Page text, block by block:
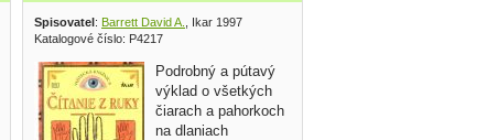
Spisovatel: Barrett David A.
, Ikar 1997
Katalogové číslo: P4217
Podrobný a pútavý
výklad o všetkých
čiarach a pahorkoch
na dlaniach